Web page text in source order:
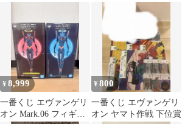
¥8,999
一番くじ エヴァンゲリ
オン Mark.06 フィギュ
¥800
一番くじ エヴァンゲリ
オン ヤマト作戦 下位賞